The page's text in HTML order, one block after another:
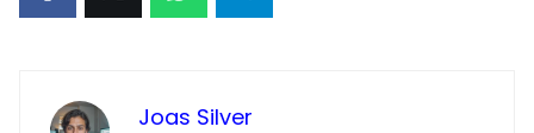
Joas Silver